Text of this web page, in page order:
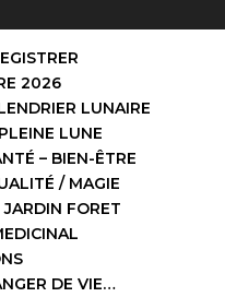
2026
LUNAIRE
LUNE
– BIEN-ÊTRE
/ MAGIE
FORET
DE VIE…